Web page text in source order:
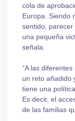
cola de
Europa. Siendo
sentido,
una pequeña
señala.
“A las
un reto añadido
tiene una
Es decir, el
de las familias